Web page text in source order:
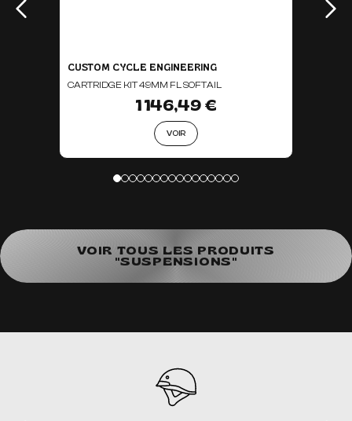
CUSTOM CYCLE ENGINEERING
CARTRIDGE KIT 49MM FL SOFTAIL
1 146,49 €
VOIR
VOIR TOUS LES PRODUITS
"SUSPENSIONS"